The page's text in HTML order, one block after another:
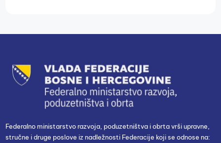
Federalno ministarstvo razvoja, poduzetništva i obrta vrši upravne,
stručne i druge poslove iz nadležnosti Federacije koji se odnose na: